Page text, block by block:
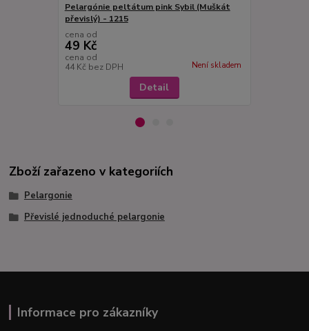
Pelargónie peltátum pink Sybil (Muškát
převislý) - 1215
cena od
49 Kč
cena od
44 Kč bez DPH Není skladem
Detail
Zboží zařazeno v kategoriích
Pelargonie
Převislé jednoduché pelargonie
Informace pro zákazníky